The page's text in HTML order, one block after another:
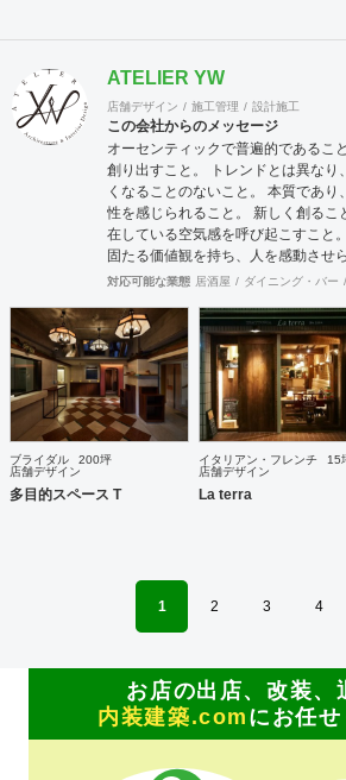
ATELIER YW
店舗デザイン 施工管理 設計施工
この会社からのメッセージ
オーセンティックで普遍的であるこ
創り出すこと。 トレンドとは異なり
くなることのないこと。 本質であり
性を感じられること。 新しく創るこ
在している空気感を呼び起こすこと
固たる価値観を持ち、人を感動させ
際的なバランス感覚を持ちながら、
続けていきたいと考えています。
対応可能な業態 居酒屋 ダイニング・バー
ブライダル
200坪
店舗デザイン
多目的スペース T
イタリアン・フレンチ
15
店舗デザイン
La terra
1 2 3 4
お店の出店、改装、
内装建築.com にお任